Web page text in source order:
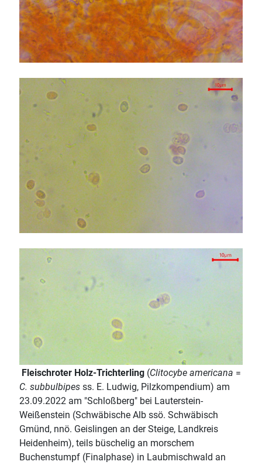
Fleischroter Holz-Trichterling (Clitocybe americana =
C. subbulbipes ss. E. Ludwig, Pilzkompendium) am
23.09.2022 am "Schloßberg" bei Lauterstein-
Weißenstein (Schwäbische Alb ssö. Schwäbisch
Gmünd, nnö. Geislingen an der Steige, Landkreis
Heidenheim), teils büschelig an morschem
Buchenstumpf (Finalphase) in Laubmischwald an